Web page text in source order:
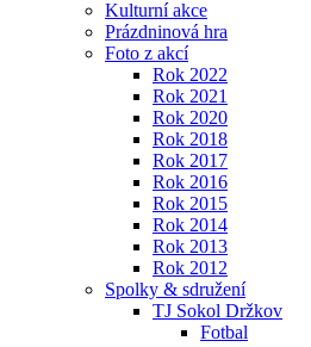
Kulturní akce
Prázdninová hra
Foto z akcí
Rok 2022
Rok 2021
Rok 2020
Rok 2018
Rok 2017
Rok 2016
Rok 2015
Rok 2014
Rok 2013
Rok 2012
Spolky & sdružení
TJ Sokol Držkov
Fotbal